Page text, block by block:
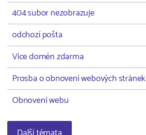
404 subor nezobrazuje
odchozí pošta
Více domén zdarma
Prosba o obnovení webových stránek
Obnovení webu